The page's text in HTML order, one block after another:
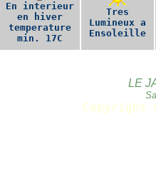
En interieur
en hiver
temperature
min. 17C
Tres
Lumineux a
Ensoleille
LE
Copyright